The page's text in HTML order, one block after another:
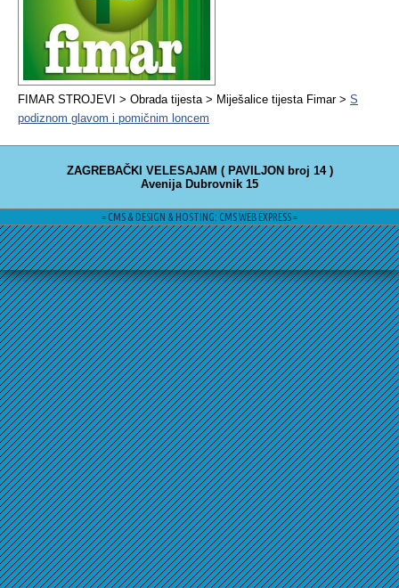
FIMAR STROJEVI > Obrada tijesta > Miješalice tijesta Fimar > S
podiznom glavom i pomičnim loncem
ZAGREBAČKI VELESAJAM ( PAVILJON broj 14 )
Avenija Dubrovnik 15
= CMS & DESIGN & HOSTING: CMS WEB EXPRESS =